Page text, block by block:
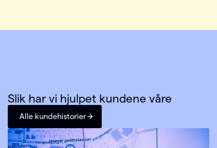
Slik har vi hjulpet kundene våre
Alle kundehistorier